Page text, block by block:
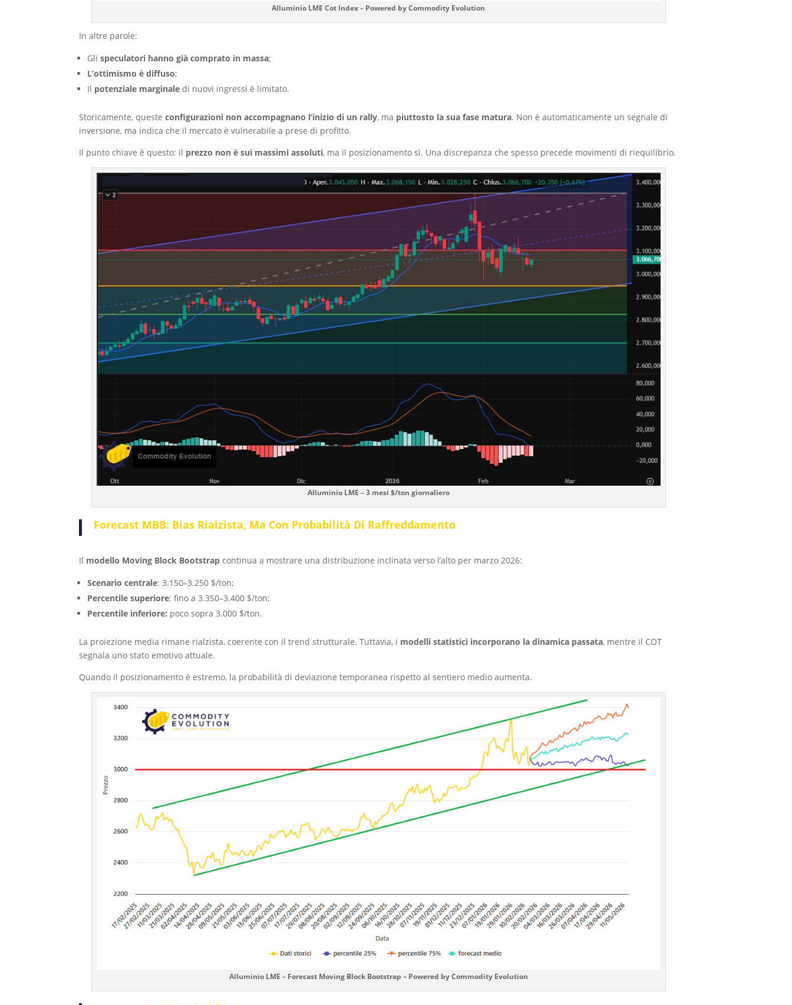
Alluminio LME Cot Index – Powered by Commodity Evolution
In altre parole:
Glispeculatori hanno già comprato in massa;
L’ottimismo è diffuso;
Il potenziale marginale di nuovi ingressi è limitato.
Storicamente, questeconfigurazioni non accompagnano l’inizio di un rally, ma piuttosto la sua fase matura. Non è automaticamente un segnale di
inversione, ma indica che il mercato è vulnerabile a prese di profitto.
Il punto chiave è questo: il prezzo non è sui massimi assoluti, ma il posizionamento sì. Una discrepanza che spesso precede movimenti di riequilibrio.
Alluminio LME – 3 mesi $/ton giornaliero
Forecast MBB: Bias Rialzista, Ma Con Probabilità Di Raffreddamento
Il modello Moving Block Bootstrap continua a mostrare una distribuzione inclinata verso l’alto per marzo 2026:
Scenario centrale: 3.150–3.250 $/ton;
Percentile superiore: fino a 3.350–3.400 $/ton;
Percentile inferiore: poco sopra 3.000 $/ton.
La proiezione media rimane rialzista, coerente con il trend strutturale. Tuttavia, i modelli statistici incorporano la dinamica passata, mentre il COT
segnala uno stato emotivo attuale.
Quando il posizionamento è estremo, la probabilità di deviazione temporanea rispetto al sentiero medio aumenta.
Alluminio LME – Forecast Moving Block Bootstrap – Powered by Commodity Evolution